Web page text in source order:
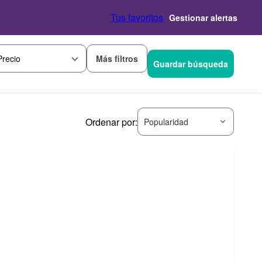
Tus favoritos Gestionar alertas
Más filtros Guardar búsqueda
Ordenar por: Popularidad